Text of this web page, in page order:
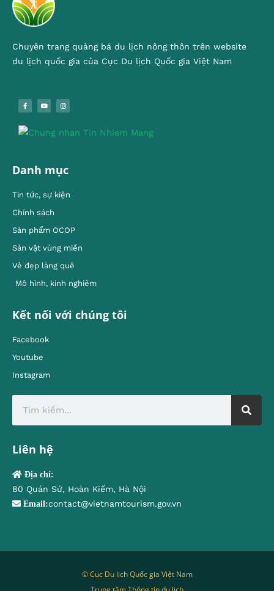
Chuyên trang quảng bá du lịch nông thôn trên website
du lịch quốc gia của Cục Du lịch Quốc gia Việt Nam
Danh mục
Tin tức, sự kiện
Chính sách
Sản phẩm OCOP
Sản vật vùng miền
Vẻ đẹp làng quê
Mô hình, kinh nghiêm
Kết nối với chúng tôi
Facebook
Youtube
Instagram
Liên hệ
Địa chỉ:
80 Quán Sứ, Hoàn Kiếm, Hà Nội
Email:contact@vietnamtourism.gov.vn
© Cục Du lịch Quốc gia Việt Nam